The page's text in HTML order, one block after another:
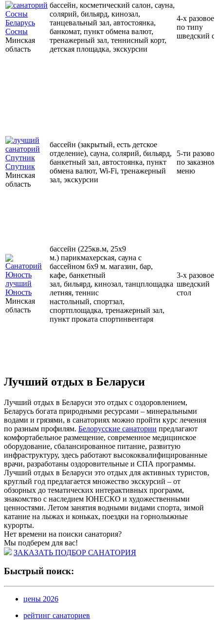
Сосны
Минская
область
бассейн, косметический салон, сауна,
солярий, бильярд, кинозал,
танцевальный зал, автостоянка,
банкомат, пункт обмена валют,
тренажерный зал, теннисный корт,
детская площадка, экскурсии
4-х разовое
по типу
шведский
Спутник
Минская
область
бассейн (закрытый, есть детское
отделение), сауна, солярий, бильярд,
банкетный зал, автостоянка, пункт
обмена валют, Wi-Fi, тренажерный
зал, экскурсии
5-ти разовое
по
меню
Юность
Минская
область
бассейн (225кв.м, 25х9
м.) парикмахерская, сауна с
бассейном 6х9 м. магазин, бар,
кафе, банкетный
зал, бильярд, кинозал, танцплощадка
летняя, теннис
настольный, спортзал,
спортплощадка, тренажерный зал,
пункт проката спортинвентаря
3-х разовое
шведский
стол
Лучший отдых в Беларуси
Лучший отдых в Беларуси это отдых с оздоровлением,
Беларусь богата природными ресурсами – минеральными
водами и грязями, в санаториях можно пройти курс лечения
по разным профилям. Белорусские санатории предлагают
комфортабельное размещение, современное медицинское
оборудование, сбалансированное питание, развитую
инфраструктуру, здесь работают высококвалифицированные
врачи, разработаны оздоровительные и СПА программы.
Лучший отдых в Беларуси это отдых для активных туристов,
круглый год предлагается множество экскурсий – от
обзорных до тематических интерактивных программ,
знакомство с наследием ЮНЕСКО и художественными
ценностями. Летом занятия водными видами спорта, зимой
катание на лыжах и коньках, поездки на горнолыжные
курорты.
Нет времени на поиски санатория?
Мы подберем для вас!
ЗАКАЗАТЬ ПОДБОР САНАТОРИЯ
Быстрый поиск:
цены 2026
рейтинг санаториев